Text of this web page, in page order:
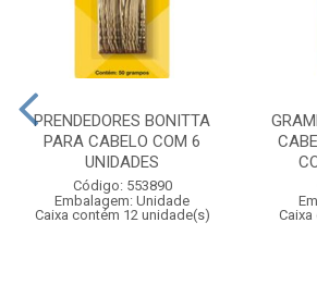
PRENDEDORES BONITTA
PARA CABELO COM 6
UNIDADES
Código: 553890
Embalagem: Unidade
Caixa contém 12 unidade(s)